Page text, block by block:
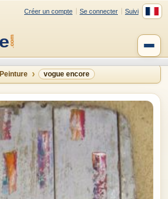
Créer un compte Se connecter Suivi
Peinture vogue encore